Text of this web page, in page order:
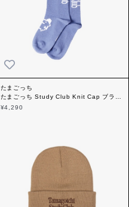
たまごっち
たまごっち Study Club Knit Cap ブラウ
ン
¥4,290